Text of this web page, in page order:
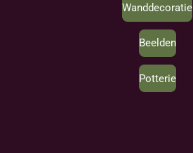
Wanddecoratie
Beelden
Potterie